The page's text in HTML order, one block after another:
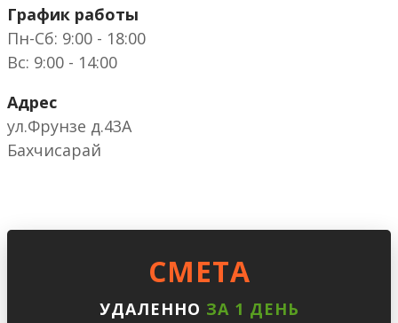
График работы
Пн-Сб: 9:00 - 18:00
Вс: 9:00 - 14:00
Адрес
ул.Фрунзе д.43А
Бахчисарай
CМЕТА
УДАЛЕННО ЗА 1 ДЕНЬ